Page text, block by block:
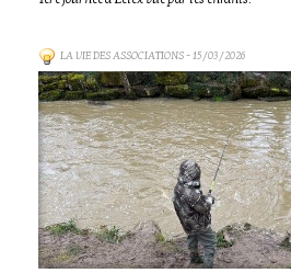
LA VIE DES ASSOCIATIONS- 15/03/2026